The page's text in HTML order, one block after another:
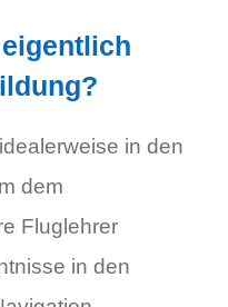
in den
dem
Fluglehrer
in den